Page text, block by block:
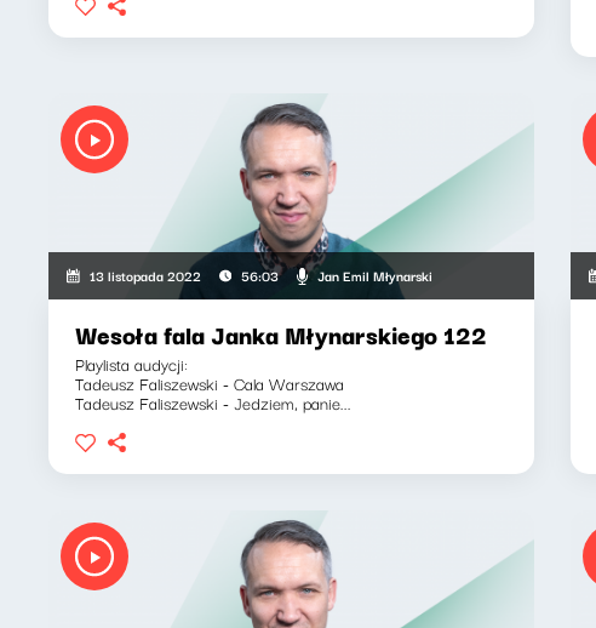
13 listopada 2022 56:03 Jan Emil Młynarski
Wesoła fala Janka Młynarskiego 122
Playlista audycji:
Tadeusz Faliszewski - Cala Warszawa
Tadeusz Faliszewski - Jedziem, panie...